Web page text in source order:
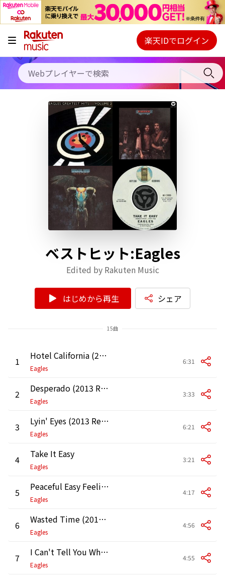
キャンペーン
料金プラン
使い方
初回30日間無料お試し
Webプレイヤー
ご契約内容の確認・変更
楽天IDでログイン
ベストヒット:Eagles
Edited by Rakuten Music
はじめから再生 シェア
15曲
1 Hotel California (2013 Remaster)
Eagles
6:31
2 Desperado (2013 Remaster)
Eagles
3:33
3 Lyin' Eyes (2013 Remaster)
Eagles
6:21
4 Take It Easy
Eagles
3:21
5 Peaceful Easy Feeling (2013 Remaster)
Eagles
4:17
6 Wasted Time (2013 Remaster)
Eagles
4:56
7 I Can't Tell You Why (2013 Remaster)
Eagles
4:55